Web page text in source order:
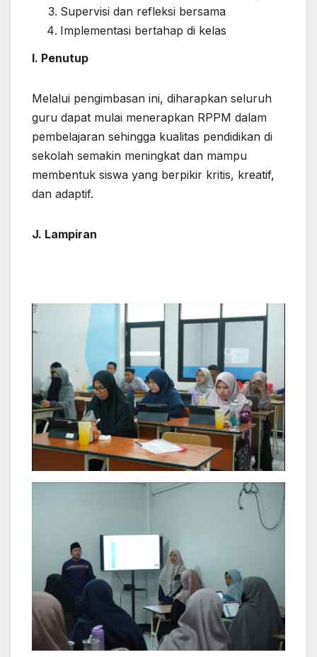
Supervisi dan refleksi bersama
Implementasi bertahap di kelas
I. Penutup
Melalui pengimbasan ini, diharapkan seluruh
guru dapat mulai menerapkan RPPM dalam
pembelajaran sehingga kualitas pendidikan di
sekolah semakin meningkat dan mampu
membentuk siswa yang berpikir kritis, kreatif,
dan adaptif.
J. Lampiran